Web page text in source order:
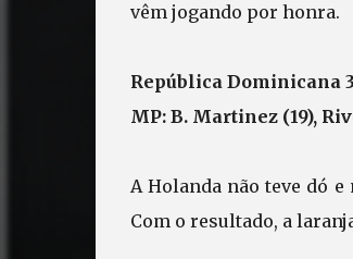
vêm jogando por honra.
República Dominicana 3
MP: B. Martinez (19),
A Holanda não teve dó
Com o resultado, a